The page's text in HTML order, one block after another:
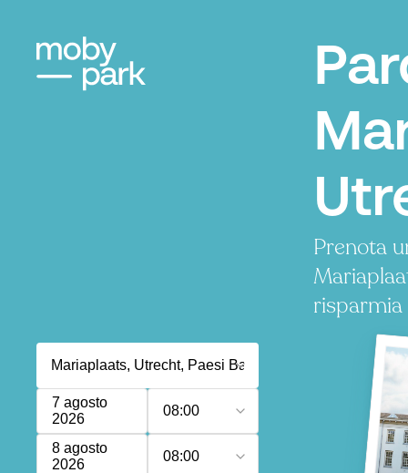
Prenota
risparmia
7 agosto
2026
08:00
8 agosto
2026
08:00